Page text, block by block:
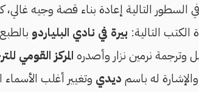
التالية إعادة بناء قصة وجيه غالي،
التالية: بيرة في نادي البلياردو
وترجمة نرمين نزار وأصدره المركز القومي
له باسم ديدي وتغيير أغلب الأسماء